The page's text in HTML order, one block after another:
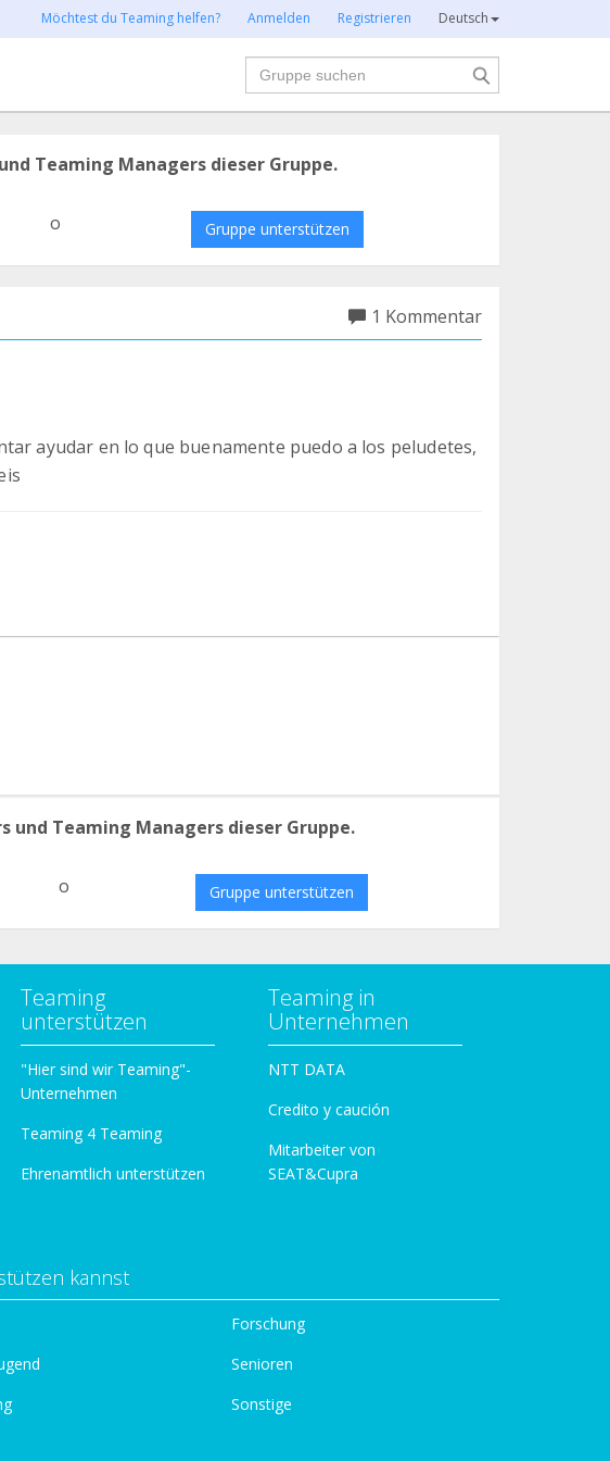
Möchtest du Teaming helfen? Anmelden Registrieren Deutsch
Suche
Teaming Managers dieser Gruppe.
o Gruppe unterstützen
1 Kommentar
ayudar en lo que buenamente puedo a los peludetes,
und Teaming Managers dieser Gruppe.
o Gruppe unterstützen
Teaming
unterstützen
"Hier sind wir Teaming"-
Unternehmen
Teaming 4 Teaming
Ehrenamtlich unterstützen
Teaming in
Unternehmen
NTT DATA
Credito y caución
Mitarbeiter von
SEAT&Cupra
kannst
Forschung
Senioren
Sonstige